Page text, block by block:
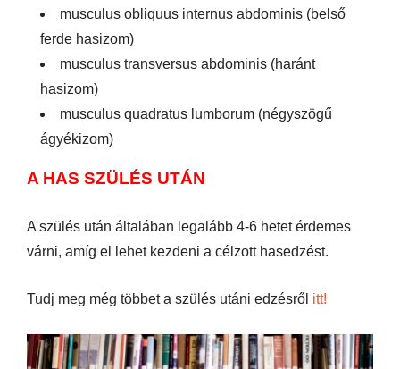
musculus obliquus internus abdominis (belső
ferde hasizom)
musculus transversus abdominis (haránt
hasizom)
musculus quadratus lumborum (négyszögű
ágyékizom)
A HAS SZÜLÉS UTÁN
A szülés után általában legalább 4-6 hetet érdemes
várni, amíg el lehet kezdeni a célzott hasedzést.
Tudj meg még többet a szülés utáni edzésről itt!